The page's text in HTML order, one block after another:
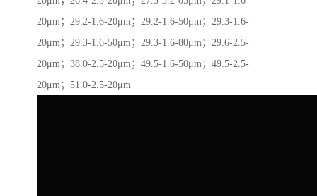
20μm；29.2-1.6-20μm；29.2-1.6-50μm；29.3-1.6-
20μm；29.3-1.6-50μm；29.3-1.6-80μm；29.6-2.5-
20μm；38.0-2.5-20μm；49.5-1.6-50μm；49.5-2.5-
20μm；51.0-2.5-20μm